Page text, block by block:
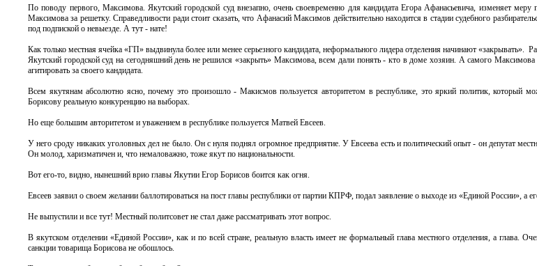
По поводу первого, Максимова. Якутский городской суд внезапно, очень своевременно для кандидата Егора Афанасьевича, изменяет меру
Максимова за решетку. Справедливости ради стоит сказать, что Афанасий Максимов действительно находится в стадии судебного
под подпиской о невыезде. А тут - нате!
Как только местная ячейка «ГП» выдвинула более или менее серьезного кандидата, неформального лидера отделения начинают
Якутский городской суд на сегодняшний день не решился «закрыть» Максимова, всем дали понять - кто в доме хозяин. А самого
агитировать за своего кандидата.
Всем якутянам абсолютно ясно, почему это произошло - Макисмов пользуется авторитетом в республике, это яркий политик, который
Борисову реальную конкуренцию на выборах.
Но еще большим авторитетом и уважением в республике пользуется Матвей Евсеев.
У него сроду никаких уголовных дел не было. Он с нуля поднял огромное предприятие. У Евсеева есть и политический опыт - он депутат
Он молод, харизматичен и, что немаловажно, тоже якут по национальности.
Вот его-то, видно, нынешний врио главы Якутии Егор Борисов боится как огня.
Евсеев заявил о своем желании баллотироваться на пост главы республики от партии КПРФ, подал заявление о выходе из «Единой России», а
Не выпустили и все тут! Местный политсовет не стал даже рассматривать этот вопрос.
В якутском отделении «Единой России», как и по всей стране, реальную власть имеет не формальный глава местного отделения, а глава.
санкции товарища Борисова не обошлось.